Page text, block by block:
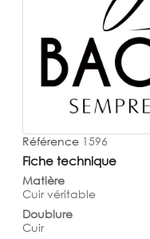
Référence 1596
Fiche technique
Matière
Cuir véritable
Doublure
Cuir